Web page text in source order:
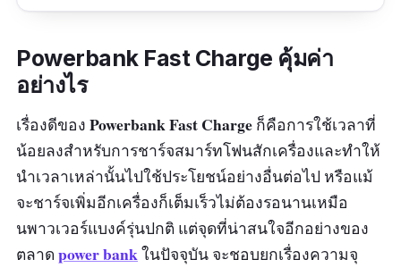
แตกต่างกัน
รีวิว :ส่งสินค้าได้รวดเร็ว ทันใจ แพคสินค้าดีมาก ผู้
ขายให้ข้อมูลบริการดี แล้วจะอุดหนุนเพิ่มอีก
Powerbank Fast Charge คุ้มค่า
อย่างไร
เรื่องดีของ Powerbank Fast Charge ก็คือการใช้เวลาที่
น้อยลงสำหรับการชาร์จสมาร์ทโฟนสักเครื่องและทำให้
นำเวลาเหล่านั้นไปใช้ประโยชน์อย่างอื่นต่อไป หรือแม้
จะชาร์จเพิ่มอีกเครื่องก็เต็มเร็วไม่ต้องรอนานเหมือ
นพาวเวอร์แบงค์รุ่นปกติ แต่จุดที่น่าสนใจอีกอย่างของ
ตลาด power bankในปัจจุบัน จะชอบยกเรื่องความจุ